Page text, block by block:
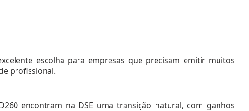
escolha para empresas que precisam emitir muitos
profissional.
encontram na DSE uma transição natural, com ganhos